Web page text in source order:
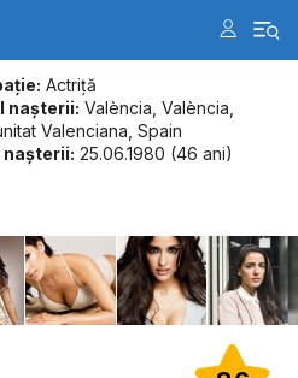
Actriţă
naşterii: València, València,
Valenciana, Spain
naşterii: 25.06.1980 (46 ani)